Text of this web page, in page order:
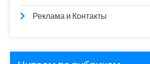
Реклама и Контакты